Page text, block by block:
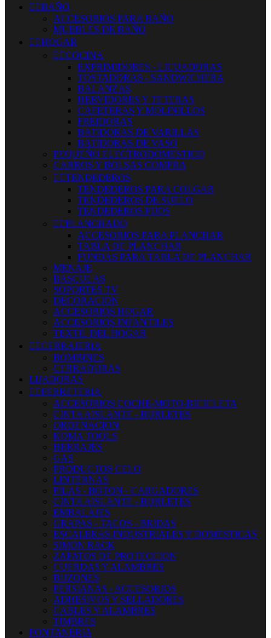
 BAÑO
ACCESORIOS PARA BAÑO
MUEBLES DE BAÑO
 HOGAR
 COCINA
EXPRIMIDORES - LICUADORAS
TOSTADORAS - SANDWICHERA
BALANZAS
HERVIDORES Y TETERAS
CAFETERAS Y MOLINILLOS
FREIDORAS
BATIDORAS DE VARILLAS
BATIDORAS DE VASO
PEQUEÑO ELECTRODOMESTICO
CARROS Y BOLSAS COMPRA
 TENDEDEROS
TENDEDEROS PARA COLGAR
TENDEDEROS DE SUELO
TENDEDEROS FIJOS
 PLANCHADO
ACCESORIOS PARA PLANCHAR
TABLA DE PLANCHAR
FUNDAS PARA TABLA DE PLANCHAR
MENAJE
BASCULAS
SOPORTES TV
DECORACION
ACCESORIOS HOGAR
ACCESORIOS INFANTILES
TEXTIL DEL HOGAR
 CERRAJERIA
BOMBINES
CERRADURAS
LIJADORAS
 FERRETERIA
ACCESORIOS COCHE-MOTO-BICICLETA
CINTA AISLANTE - BURLETES
ORDENACION
KOMA TOOLS
HERRAJES
GAS
PRODUCTOS CELO
LINTERNAS
PILAS - BOTON - CARGADORES
CINTA AISLANTE - BURLETES
EMBALAJES
GRAPAS - TACOS - BRIDAS
ESCALERAS INDUSTRIALES Y DOMESTICAS
SIMON RACK
ZAPATOS DE PROTECCION
CUERDAS Y ALAMBRES
BUZONES
PERSIANAS - ACCESORIOS
ADHESIVOS Y SELLADORES
CABLES Y ALAMBRES
TIMBRES
FONTANERIA